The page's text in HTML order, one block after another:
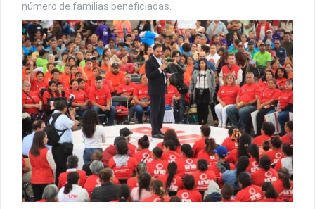
número de familias beneficiadas.